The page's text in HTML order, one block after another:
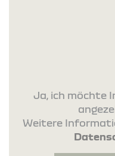
Ja, ich möchte
Weitere